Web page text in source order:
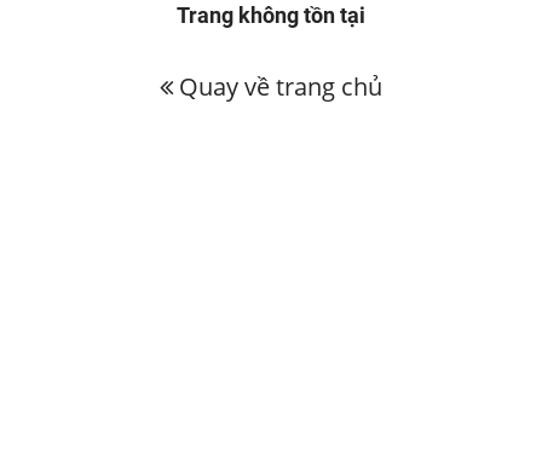
Trang không tồn tại
Quay về trang chủ